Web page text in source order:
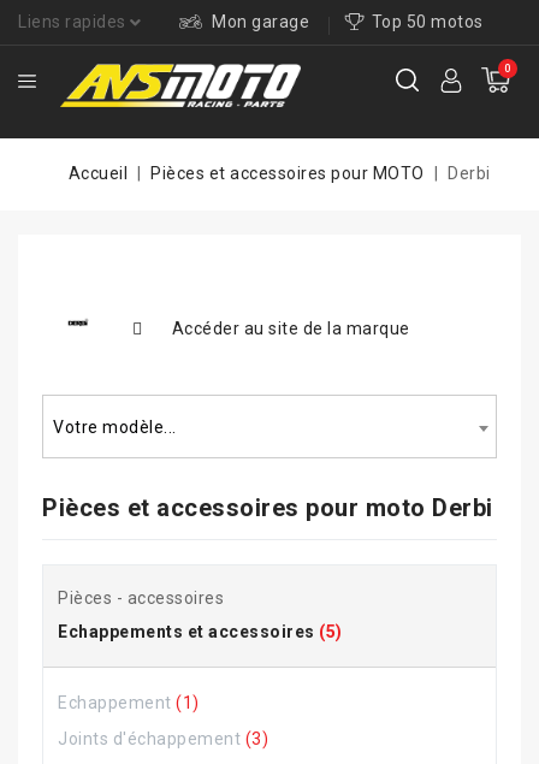
Liens rapides Mon garage Top 50 motos
0
Accueil Pièces et accessoires pour MOTO Derbi
Accéder au site de la marque
Votre modèle...
Pièces et accessoires pour moto Derbi
Pièces - accessoires
Echappements et accessoires (5)
Echappement (1)
Joints d'échappement (3)